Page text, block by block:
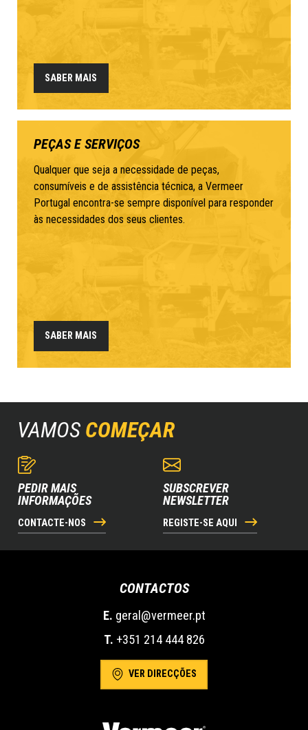
SABER MAIS
PEÇAS E SERVIÇOS
Qualquer que seja a necessidade de peças,
consumíveis e de assistência técnica, a Vermeer
Portugal encontra-se sempre disponível para responder
às necessidades dos seus clientes.
SABER MAIS
VAMOS COMEÇAR
PEDIR MAIS
INFORMAÇÕES
CONTACTE-NOS
SUBSCREVER
NEWSLETTER
REGISTE-SE AQUI
CONTACTOS
E. geral@vermeer.pt
T. +351 214 444 826
VER DIRECÇÕES